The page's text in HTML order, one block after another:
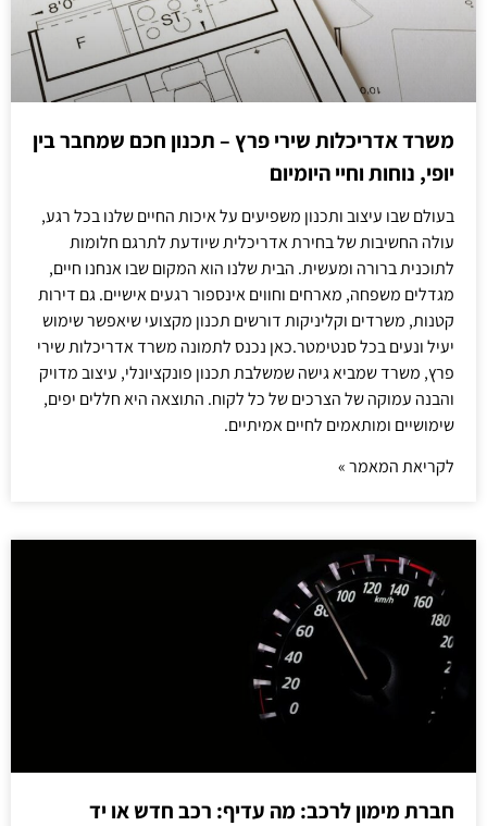
משרד אדריכלות שירי פרץ – תכנון חכם שמחבר בין
יופי, נוחות וחיי היומיום
בעולם שבו עיצוב ותכנון משפיעים על איכות החיים שלנו בכל רגע,
עולה החשיבות של בחירת אדריכלית שיודעת לתרגם חלומות
לתוכנית ברורה ומעשית. הבית שלנו הוא המקום שבו אנחנו חיים,
מגדלים משפחה, מארחים וחווים אינספור רגעים אישיים. גם דירות
קטנות, משרדים וקליניקות דורשים תכנון מקצועי שיאפשר שימוש
יעיל ונעים בכל סנטימטר.כאן נכנס לתמונה משרד אדריכלות שירי
פרץ, משרד שמביא גישה שמשלבת תכנון פונקציונלי, עיצוב מדויק
והבנה עמוקה של הצרכים של כל לקוח. התוצאה היא חללים יפים,
שימושיים ומותאמים לחיים אמיתיים.
לקריאת המאמר »
חברת מימון לרכב: מה עדיף: רכב חדש או יד